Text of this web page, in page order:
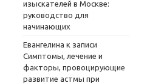
изыскателей в Москве:
руководство для
начинающих
Евангелина к записи
Симптомы, лечение и
факторы, провоцирующие
развитие астмы при